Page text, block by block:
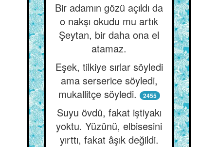
Bir adamın gözü açıldı da
o nakşı okudu mu artık
Şeytan, bir daha ona el
atamaz.
Eşek, tilkiye sırlar söyledi
ama serserice söyledi,
mukallitçe söyledi.
2455
Suyu övdü, fakat iştiyakı
yoktu. Yüzünü, elbisesini
yırttı, fakat âşık değildi.